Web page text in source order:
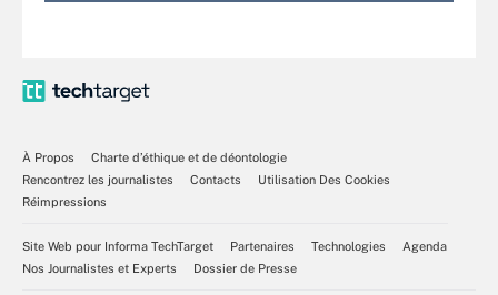
À Propos
Charte d’éthique et de déontologie
Rencontrez les journalistes
Contacts
Utilisation Des Cookies
Réimpressions
Site Web pour Informa TechTarget Partenaires Technologies
Agenda
Nos Journalistes et Experts
Dossier de Presse